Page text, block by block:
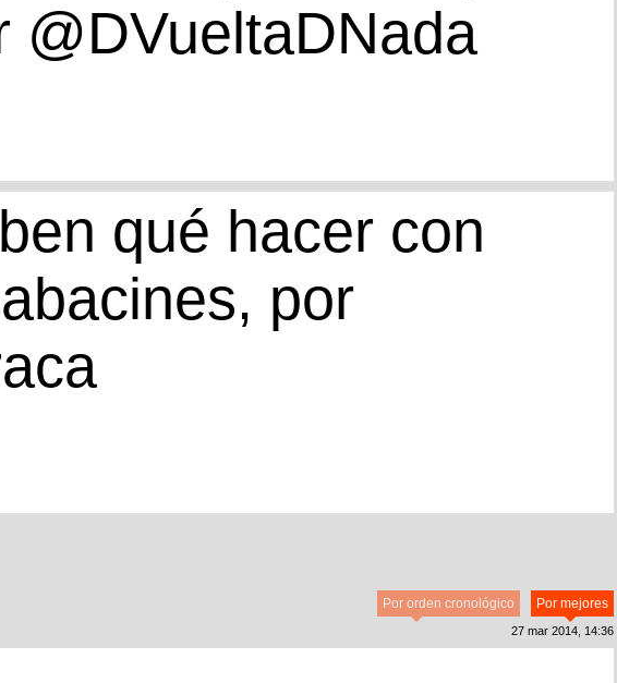
@DVueltaDNada
qué hacer con
por
Por mejores
Por orden cronológico
27 mar 2014, 14:36